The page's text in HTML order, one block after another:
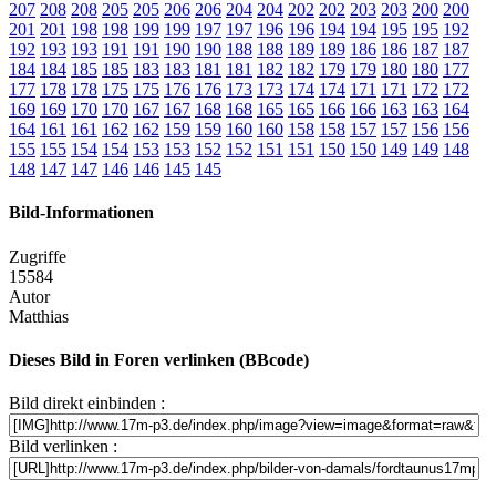
207 208 208 205 205 206 206 204 204 202 202 203 203 200 200
201 201 198 198 199 199 197 197 196 196 194 194 195 195 192
192 193 193 191 191 190 190 188 188 189 189 186 186 187 187
184 184 185 185 183 183 181 181 182 182 179 179 180 180 177
177 178 178 175 175 176 176 173 173 174 174 171 171 172 172
169 169 170 170 167 167 168 168 165 165 166 166 163 163 164
164 161 161 162 162 159 159 160 160 158 158 157 157 156 156
155 155 154 154 153 153 152 152 151 151 150 150 149 149 148
148 147 147 146 146 145 145
Bild-Informationen
Zugriffe
15584
Autor
Matthias
Dieses Bild in Foren verlinken (BBcode)
Bild direkt einbinden :
Bild verlinken :